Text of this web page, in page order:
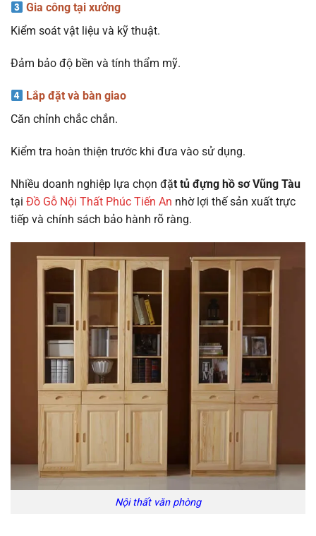
Gia công tại xưởng
Kiểm soát vật liệu và kỹ thuật.
Đảm bảo độ bền và tính thẩm mỹ.
Lắp đặt và bàn giao
Căn chỉnh chắc chắn.
Kiểm tra hoàn thiện trước khi đưa vào sử dụng.
Nhiều doanh nghiệp lựa chọn đặt tủ đựng hồ sơ Vũng Tàu
tại Đồ Gỗ Nội Thất Phúc Tiến An nhờ lợi thế sản xuất trực
tiếp và chính sách bảo hành rõ ràng.
Nội thất văn phòng